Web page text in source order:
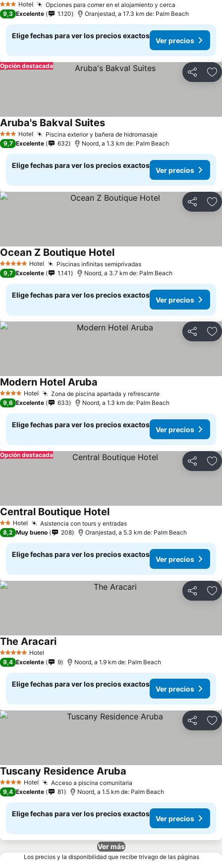
3 Estrellas
Hotel
Opciones para comer en el alojamiento y cerca
9,3 Excelente 1.120 Oranjestad, a 17.3 km de: Palm Beach
Elige fechas para ver los precios exactos
Ver precios
Compartir
Opción destacada
3 Estrellas
Hotel Piscina exterior y bañera de hidromasaje
Aruba's Bakval Suites
9,7 Excelente 632 Noord, a 1.3 km de: Palm Beach
Elige fechas para ver los precios exactos
Ver precios
Compartir
5 Estrellas Hotel Piscinas infinitas semiprivadas
Ocean Z Boutique Hotel
9,7 Excelente 1.141 Noord, a 3.7 km de: Palm Beach
Elige fechas para ver los precios exactos
Ver precios
Compartir
4 EstrellasHotel Zona de piscina apartada y refrescante
Modern Hotel Aruba
9,6 Excelente 633 Noord, a 1.3 km de: Palm Beach
Elige fechas para ver los precios exactos
Ver precios
Compartir
Opción destacada
2 Estrellas
Hotel Asistencia con tours y entradas
Central Boutique Hotel
8,2 Muy bueno 208 Oranjestad, a 5.3 km de: Palm Beach
Elige fechas para ver los precios exactos
Ver precios
Compartir
5 Estrellas Hotel
The Aracari
9,4 Excelente 9 Noord, a 1.9 km de: Palm Beach
Elige fechas para ver los precios exactos
Ver precios
Compartir
4 EstrellasHotel Acceso a piscina comunitaria
Tuscany Residence Aruba
9,4 Excelente 81 Noord, a 1.5 km de: Palm Beach
Elige fechas para ver los precios exactos
Ver precios
Ver más
Los precios y la disponibilidad que recibe trivago de las páginas